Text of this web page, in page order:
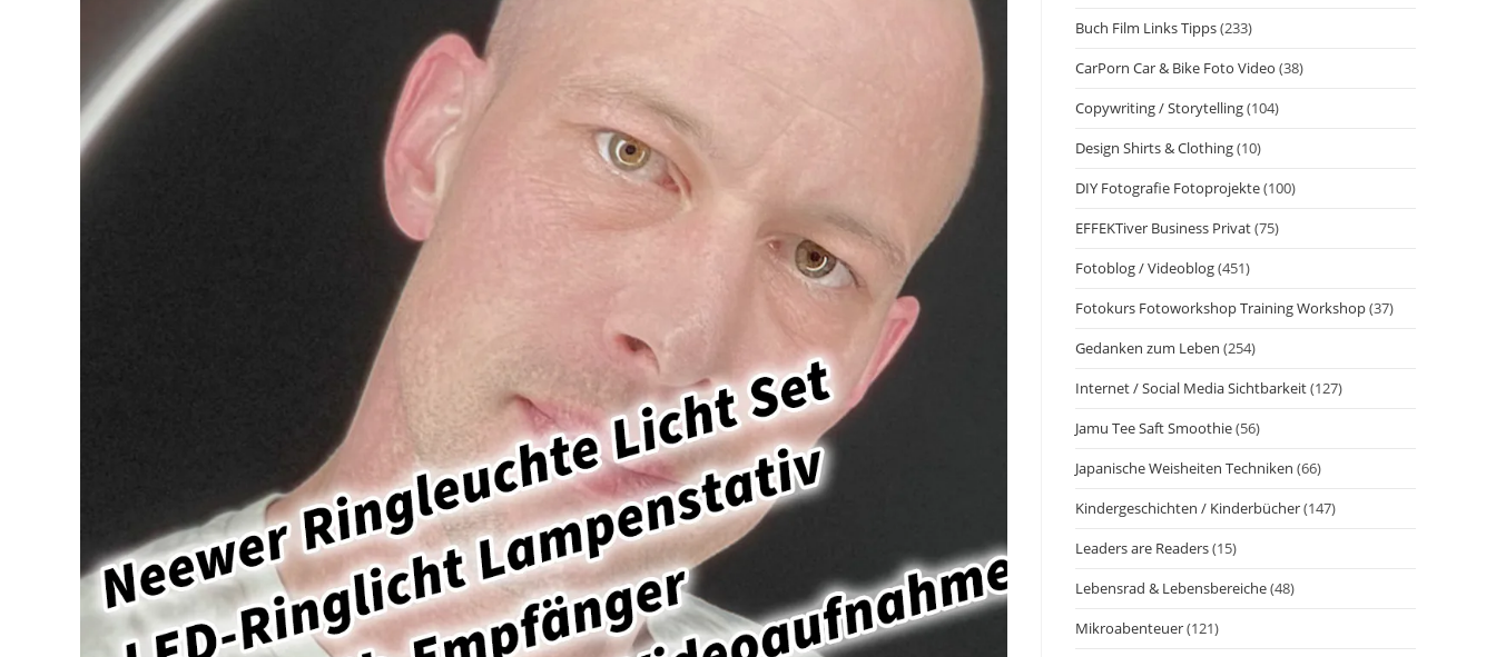
Buch Film Links Tipps(233)
CarPorn Car & Bike Foto Video (38)
Copywriting / Storytelling(104)
Design Shirts & Clothing(10)
DIY Fotografie Fotoprojekte(100)
EFFEKTiver Business Privat(75)
Fotoblog / Videoblog(451)
Fotokurs Fotoworkshop Training Workshop(37)
Gedanken zum Leben (254)
Internet / Social Media Sichtbarkeit(127)
Jamu Tee Saft Smoothie(56)
Japanische Weisheiten Techniken (66)
Kindergeschichten / Kinderbücher(147)
Leaders are Readers(15)
Lebensrad & Lebensbereiche(48)
Mikroabenteuer(121)